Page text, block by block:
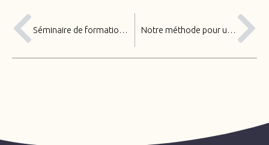
Séminaire de formation : créer les conditions d’un apprentissage efficace Notre méthode pour un événement qui fédère vraiment